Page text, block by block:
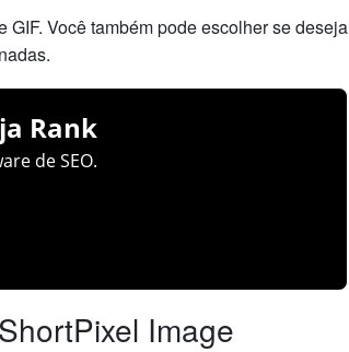
Você também pode escolher se deseja
Rank
de SEO.
Image